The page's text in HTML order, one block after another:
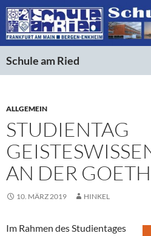
Schule am Ried
ALLGEMEIN
STUDIENTAG
AN DER
10. MÄRZ 2019 HINKEL
Im Rahmen des Studientages